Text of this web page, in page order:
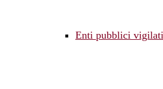
Enti pubblici vigilati